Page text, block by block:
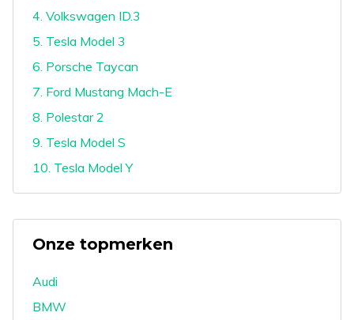
4. Volkswagen ID.3
5. Tesla Model 3
6. Porsche Taycan
7. Ford Mustang Mach-E
8. Polestar 2
9. Tesla Model S
10. Tesla Model Y
Onze topmerken
Audi
BMW